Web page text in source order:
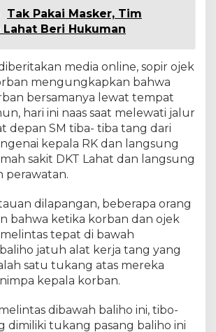
Tak Pakai Masker, Tim
Lahat Beri Hukuman
media online, sopir ojek
mengungkapkan bahwa
bersamanya lewat tempat
hari ini naas saat melewati jalur
depan SM tiba- tiba tang dari
kepala RK dan langsung
sakit DKT Lahat dan langsung
perawatan.
dilapangan, beberapa orang
bahwa ketika korban dan ojek
tepat di bawah
jatuh alat kerja tang yang
satu tukang atas mereka
kepala korban.
dibawah baliho ini, tibo-
dimiliki tukang pasang baliho ini